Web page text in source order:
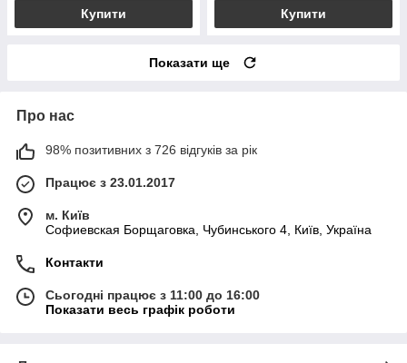
Купити Купити
Показати ще
Про нас
98% позитивних з 726 відгуків за рік
Працює з 23.01.2017
м. Київ
Софиевская Борщаговка, Чубинського 4, Київ, Україна
Контакти
Сьогодні працює з 11:00 до 16:00
Показати весь графік роботи